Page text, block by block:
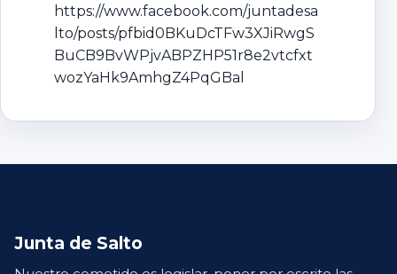
https://www.facebook.com/juntadesa
lto/posts/pfbid0BKuDcTFw3XJiRwgS
BuCB9BvWPjvABPZHP51r8e2vtcfxt
wozYaHk9AmhgZ4PqGBal
Junta de Salto